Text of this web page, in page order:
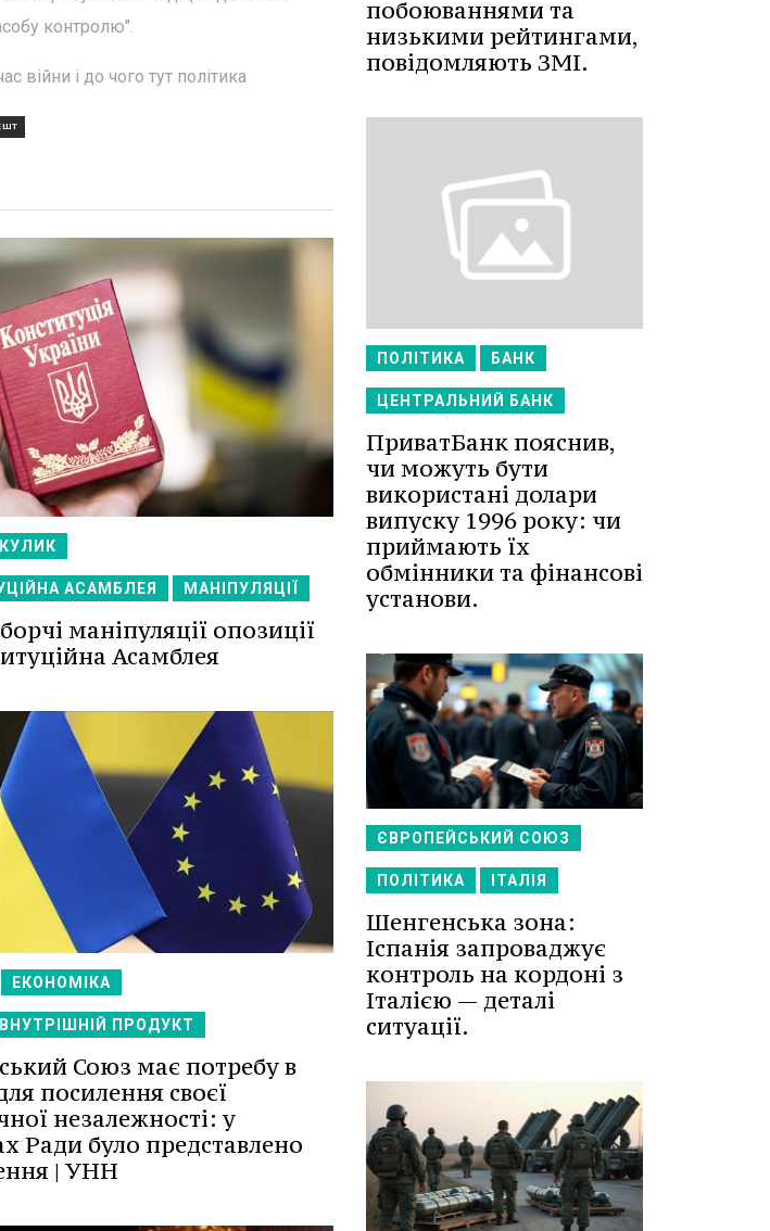
контролю".
війни і до чого тут політика
АСАМБЛЕЯ МАНІПУЛЯЦІЇ
маніпуляції опозиції
Асамблея
ЕКОНОМІКА
ПРОДУКТ
Союз має потребу в
посилення своєї
незалежності: у
Ради було представлено
| УНН
побоюваннями та
низькими рейтингами,
повідомляють ЗМІ.
ПОЛІТИКА БАНК
ЦЕНТРАЛЬНИЙ БАНК
ПриватБанк пояснив,
чи можуть бути
використані долари
випуску 1996 року: чи
приймають їх
обмінники та фінансові
установи.
ЄВРОПЕЙСЬКИЙ СОЮЗ
ПОЛІТИКА ІТАЛІЯ
Шенгенська зона:
Іспанія запроваджує
контроль на кордоні з
Італією — деталі
ситуації.